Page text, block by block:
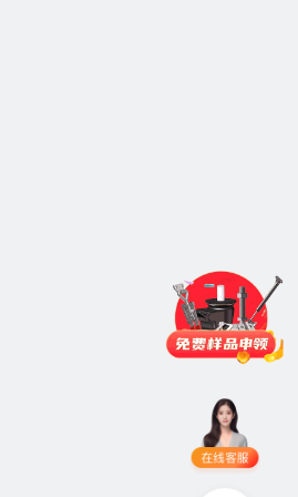
门锁铰链拉手
脚轮支撑更多
支持定制
立即申领
在线选 1V1客